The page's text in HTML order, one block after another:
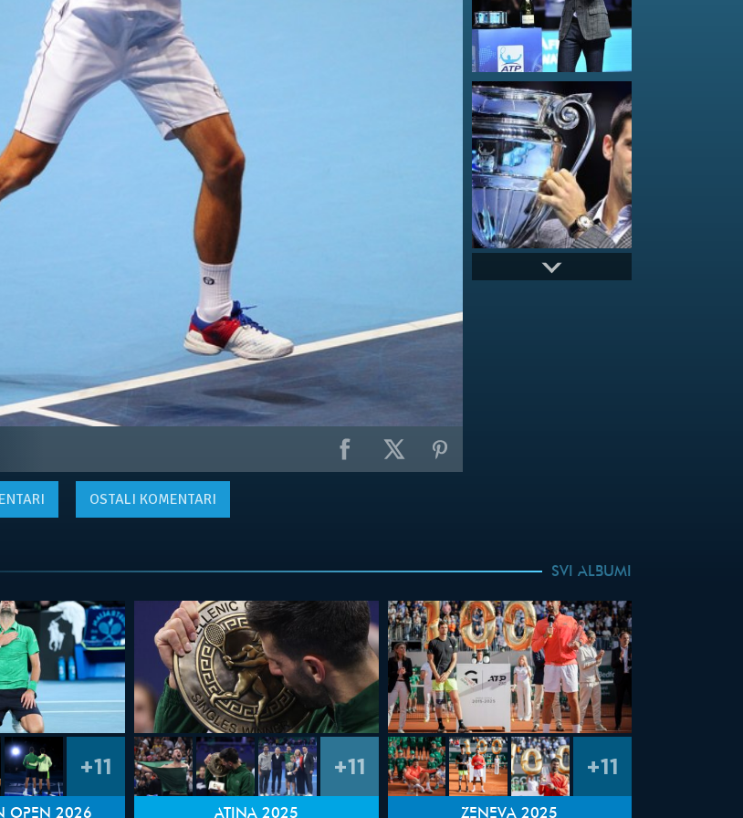
OSTALI KOMENTARI
SVI ALBUMI
+11
OPEN 2026
+11
ATINA 2025
+11
ŽENEVA 2025